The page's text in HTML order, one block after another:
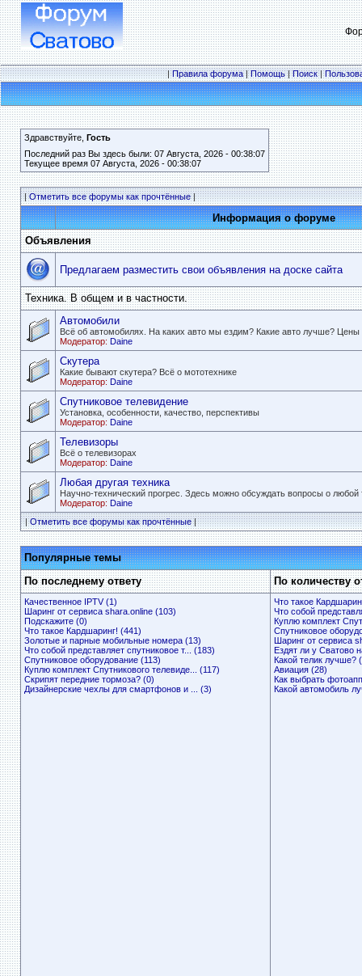
|Правила форума|Помощь|Поиск|
Здравствуйте, Гость
Последний раз Вы здесь были: 07 Августа, 2026 - 00:38:07
Текущее время 07 Августа, 2026 - 00:38:07
|Отметить все форумы как прочтённые|
Информация о форуме
Объявления
Предлагаем разместить свои объявления на доске сайта
Техника. В общем и в частности.
Автомобили
Всё об автомобилях. На каких авто мы ездим? Какие авто лучше? Цены
Модератор: Daine
Скутера
Какие бывают скутера? Всё о мототехнике
Модератор: Daine
Спутниковое телевидение
Установка, особенности, качество, перспективы
Модератор: Daine
Телевизоры
Всё о телевизорах
Модератор: Daine
Любая другая техника
Научно-технический прогрес. Здесь можно обсуждать вопросы о любой
Модератор: Daine
|Отметить все форумы как прочтённые|
Популярные темы
По последнему ответу
По количеству
Качественное IPTV (1)
Шаринг от сервиса shara.online (103)
Подскажите (0)
Что такое Кардшаринг! (441)
Золотые и парные мобильные номера (13)
Что собой представляет спутниковое т... (183)
Спутниковое оборудование (113)
Куплю комплект Спутникового телевиде... (117)
Скрипят передние тормоза? (0)
Дизайнерские чехлы для смартфонов и ... (3)
Что такое
Что собой
Куплю комплект
Спутниковое
Шаринг от сервиса
Ездят ли у Сватово
Какой телик лучше?
Авиация (28)
Как выбрать
Какой автомобиль